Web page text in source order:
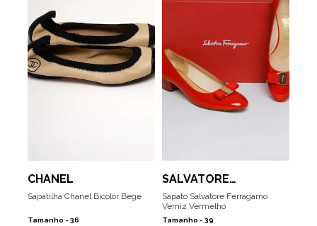
CHANEL
Sapatilha Chanel Bicolor Bege
Tamanho - 36
SALVATORE
FERRAGAMO
Sapato Salvatore Ferragamo
Verniz Vermelho
Tamanho - 39